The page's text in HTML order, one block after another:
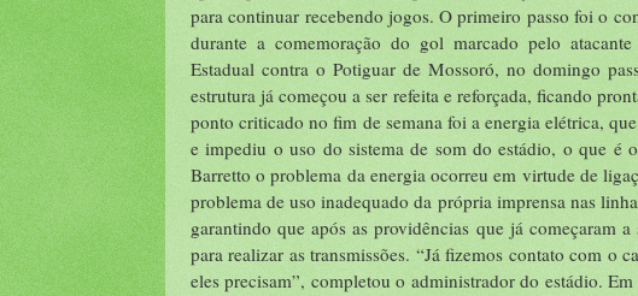
para continuar recebendo jogos. O primeiro passo foi o
durante a comemoração do gol marcado pelo
Estadual contra o Potiguar de Mossoró, no domingo
estrutura já começou a ser refeita e reforçada, ficando
ponto criticado no fim de semana foi a energia elétrica,
e impediu o uso do sistema de som do estádio, o que é
Barretto o problema da energia ocorreu em virtude de
problema de uso inadequado da própria imprensa nas
garantindo que após as providências que já começaram
para realizar as transmissões. “Já fizemos contato com o
eles precisam”, completou o administrador do estádio.